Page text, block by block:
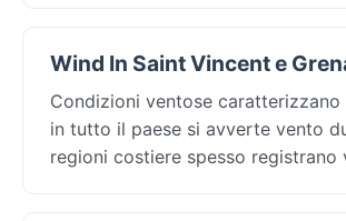
Wind In Saint Vincent e
Condizioni ventose
in tutto il paese si avverte vento
regioni costiere spesso